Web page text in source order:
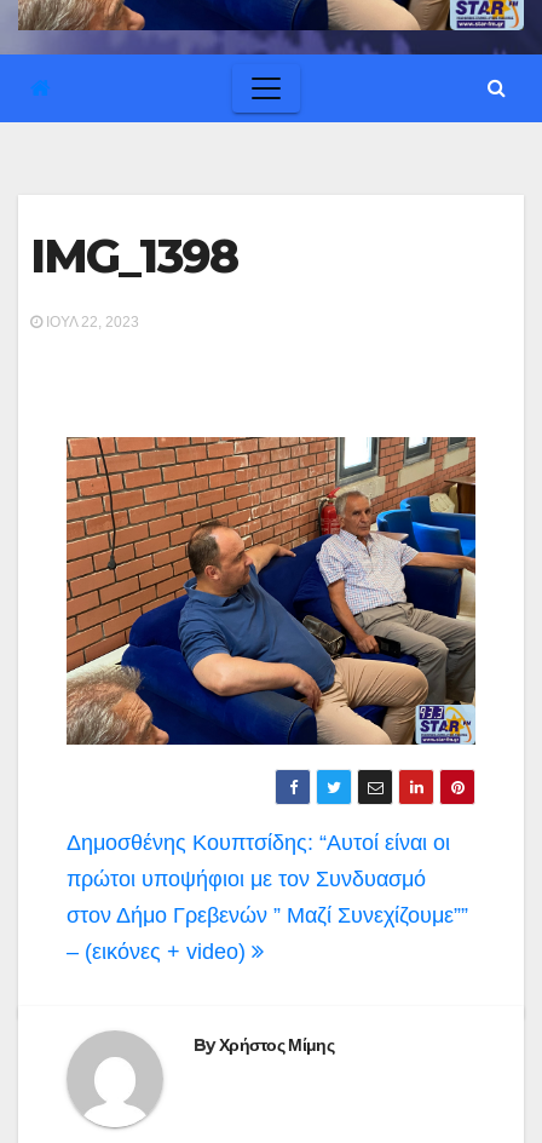
IMG_1398
ΙΟΎΛ 22, 2023
Πλοήγηση
άρθρων
Δημοσθένης Κουπτσίδης: “Αυτοί είναι οι
πρώτοι υποψήφιοι με τον Συνδυασμό
στον Δήμο Γρεβενών ” Μαζί Συνεχίζουμε””
– (εικόνες + video)
ByΧρήστος Μίμης